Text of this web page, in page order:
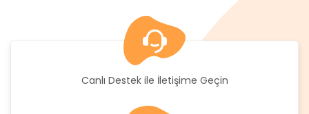
Canlı Destek ile İletişime Geçin